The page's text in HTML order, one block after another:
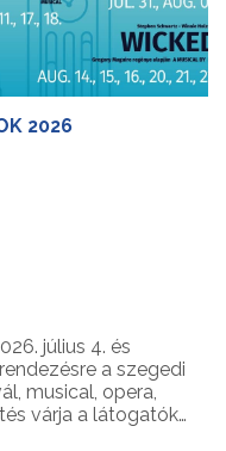
2026
július 4. és
a szegedi
musical, opera,
várja a látogatókat